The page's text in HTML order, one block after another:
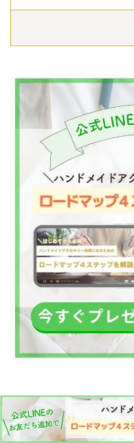
シェア